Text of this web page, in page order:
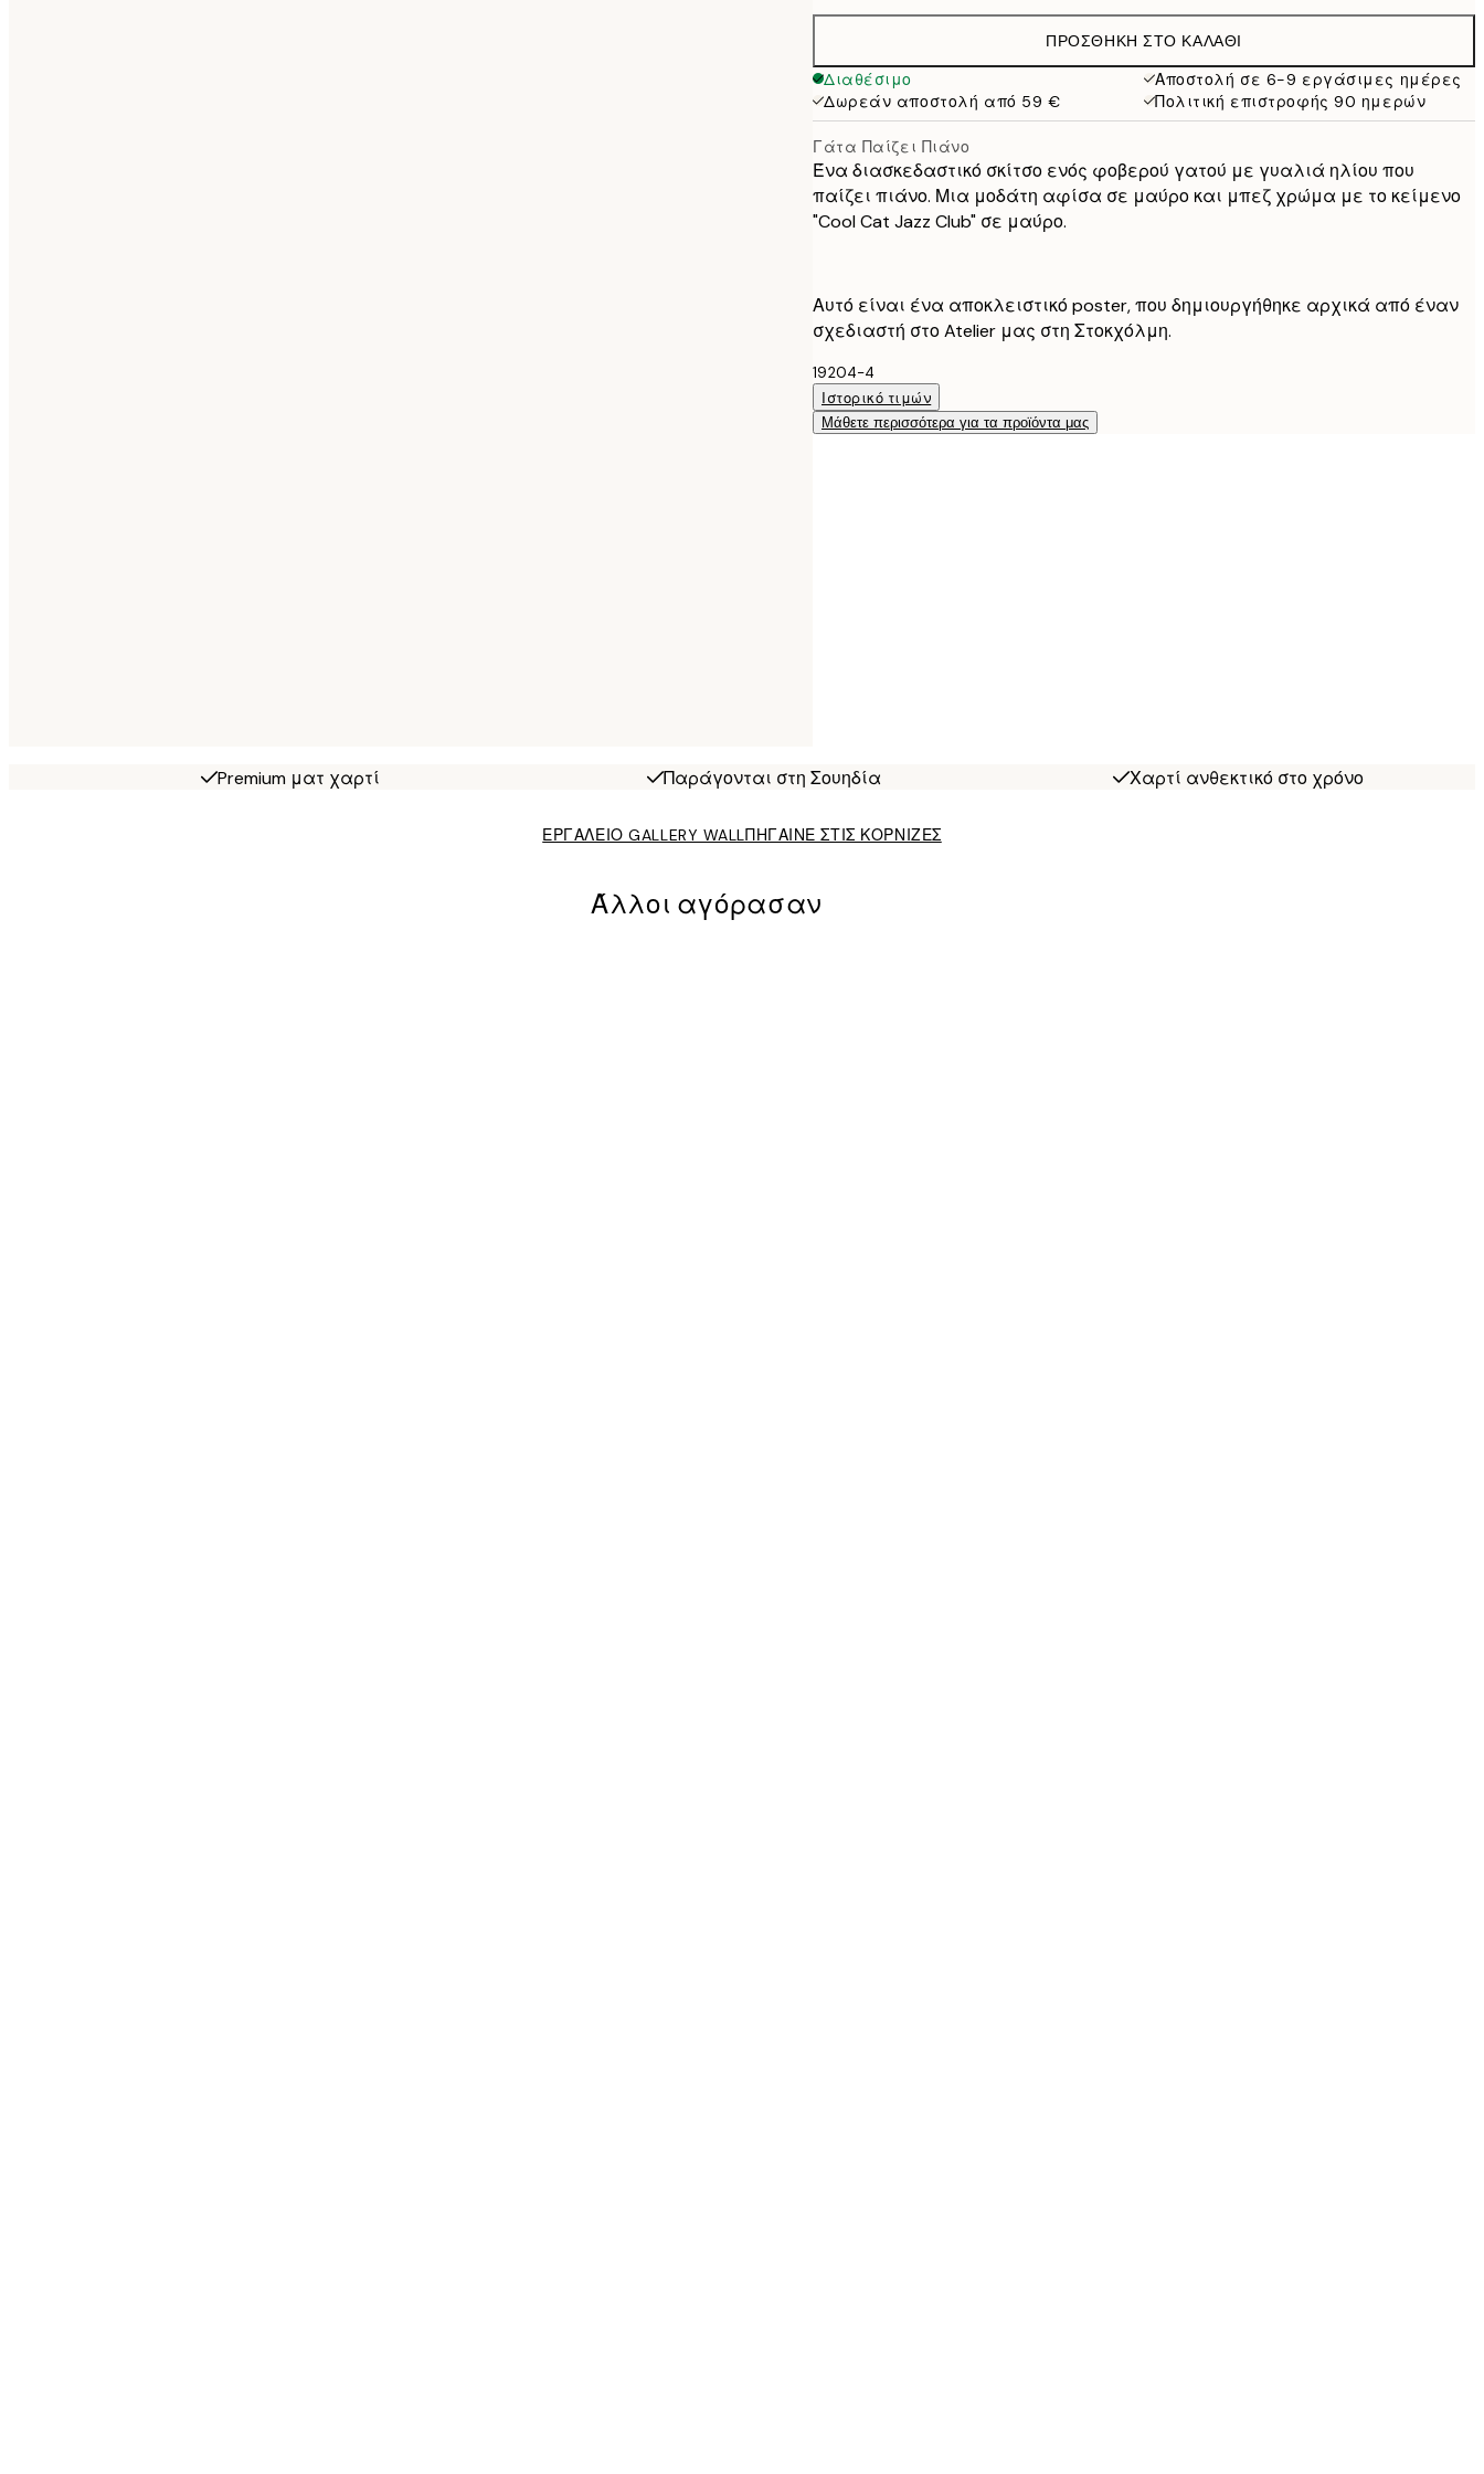
19,95 €
32,45 €
ΠΡΟΣΘΉΚΗ ΣΤΟ ΚΑΛΆΘΙ
Διαθέσιμο
Αποστολή σε 6-9 εργάσιμες ημέρες
Δωρεάν αποστολή από 59 €
Πολιτική επιστροφής 90 ημερών
Γάτα Παίζει Πιάνο
Ένα διασκεδαστικό σκίτσο ενός φοβερού γατού με γυαλιά ηλίου που
παίζει πιάνο. Μια μοδάτη αφίσα σε μαύρο και μπεζ χρώμα με το κείμενο
"Cool Cat Jazz Club" σε μαύρο.
Αυτό είναι ένα αποκλειστικό poster, που δημιουργήθηκε αρχικά από έναν
σχεδιαστή στο Atelier μας στη Στοκχόλμη.
19204-4
Ιστορικό τιμών
Μάθετε περισσότερα για τα προϊόντα μας
Premium ματ χαρτί Παράγονται στη Σουηδία Χαρτί ανθεκτικό στο χρόνο
ΕΡΓΑΛΕΙΟ GALLERY WALLΠΗΓΑΙΝΕ ΣΤΙΣ ΚΟΡΝΙΖΕΣ
Άλλοι αγόρασαν